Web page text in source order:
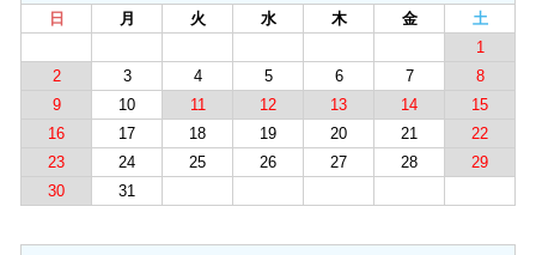
日 月 火 水 木 金
土
1
2
3 4 5 6 7
8
9
10 11 12 13 14
15
16
17 18 19 20 21
22
23
24 25 26 27 28
29
30
31